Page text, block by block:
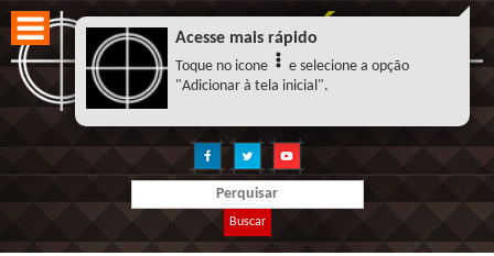
Buscar
Acesse mais rápido
Toque no icone
e selecione a opção
"Adicionar à tela inicial".